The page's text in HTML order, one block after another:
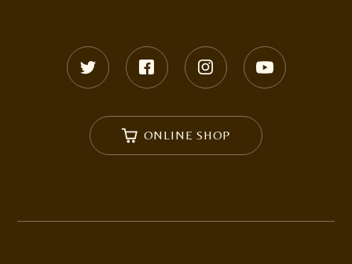
ONLINE SHOP